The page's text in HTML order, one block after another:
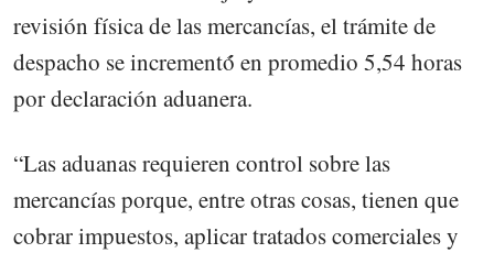
revisión física de las mercancías, el trámite de
despacho se incrementó́ en promedio 5,54 horas
por declaración aduanera.
“Las aduanas requieren control sobre las
mercancías porque, entre otras cosas, tienen que
cobrar impuestos, aplicar tratados comerciales y